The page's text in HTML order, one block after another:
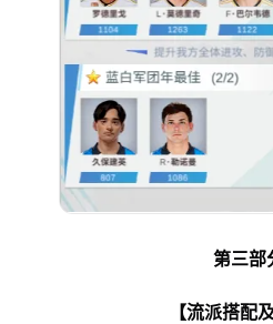
第三部
【流派搭配